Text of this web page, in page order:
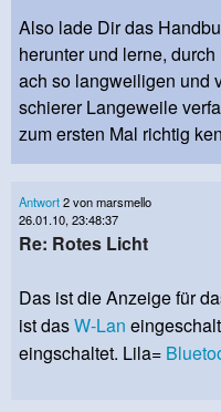
Also lade Dir das
herunter und lerne,
ach so langweiligen und
schierer Langeweile
zum ersten Mal richtig
Antwort2 von marsmello
26.01.10, 23:48:37
Re: Rotes Licht
Das ist die Anzeige für
ist dasW-Lan
eingschaltet. Lila=